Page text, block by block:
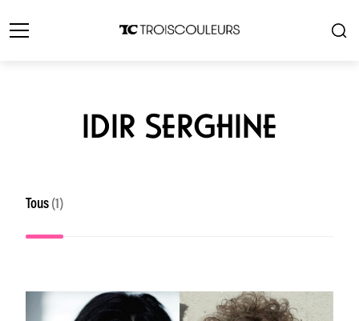
IDIR SERGHINE
Tous (1)